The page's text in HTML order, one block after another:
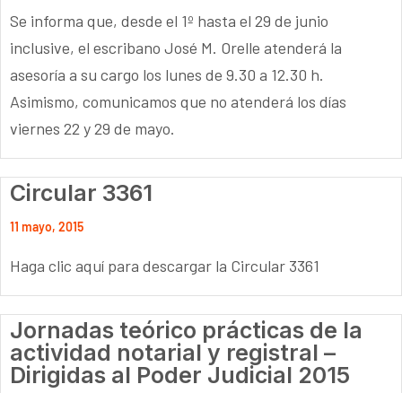
Se informa que, desde el 1º hasta el 29 de junio
inclusive, el escribano José M. Orelle atenderá la
asesoría a su cargo los lunes de 9.30 a 12.30 h.
Asimismo, comunicamos que no atenderá los días
viernes 22 y 29 de mayo.
Circular 3361
11 mayo, 2015
Haga clic aquí para descargar la Circular 3361
Jornadas teórico prácticas de la
actividad notarial y registral –
Dirigidas al Poder Judicial 2015